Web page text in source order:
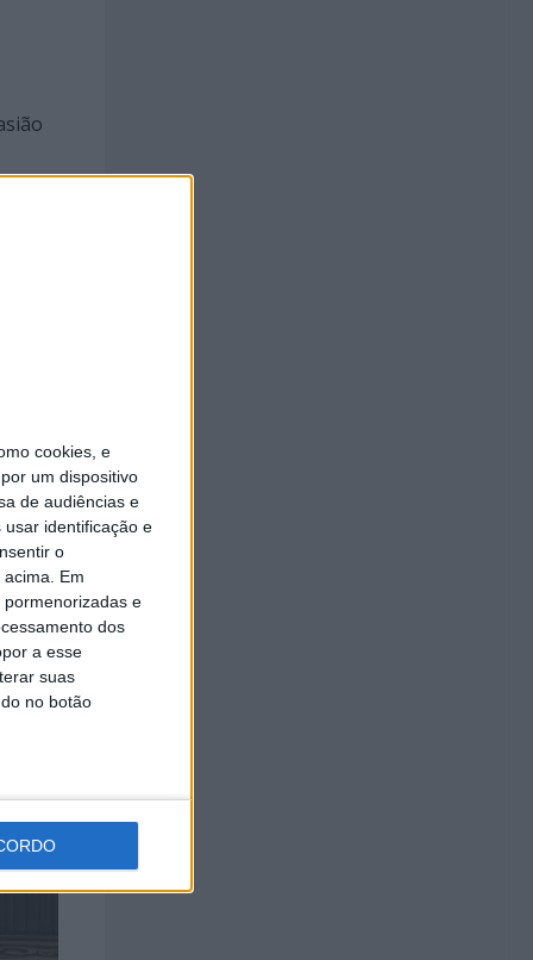
cookies, e
um dispositivo
de audiências e
identificação e
o
Em
e
dos
a esse
suas
no botão
mas